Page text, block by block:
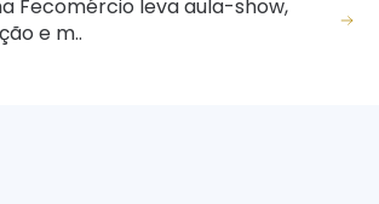
Fecomércio leva aula-show,
e m..